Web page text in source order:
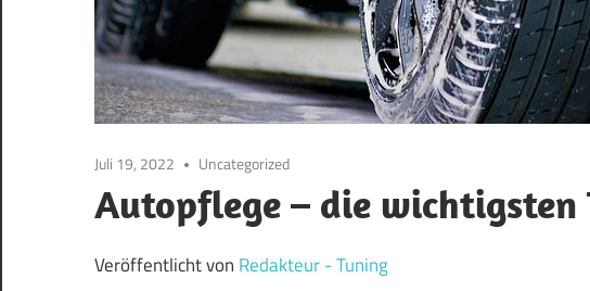
Juli 19, 2022 Uncategorized
Autopflege – die wichtigsten
Veröffentlicht von Redakteur - Tuning